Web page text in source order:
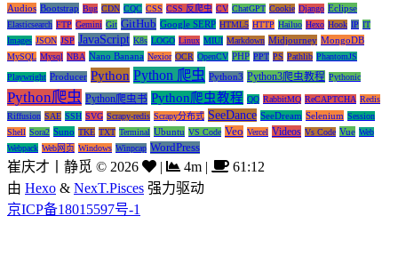
Audios Bootstrap Bug CDN CQC CSS CSS 反爬虫 CV ChatGPT Cookie Django Eclipse
Elasticsearch FTP Gemini Git GitHub Google SERP HTML5 HTTP Hailuo Hexo Hook IP IT
Images JSON JSP JavaScript K8s LOGO Linux MIUI Markdown Midjourney MongoDB
MySQL Mysql NBA Nano Banana Nexior OCR OpenCV PHP PPT PS Pathlib PhantomJS
Playwright Producer Python Python 爬虫 Python3 Python3爬虫教程 Pythonic
Python爬虫 Python爬虫书 Python爬虫教程 QQ RabbitMQ ReCAPTCHA Redis
Riffusion SAE SSH SVG Scrapy-redis Scrapy分布式 SeeDance SeeDream Selenium Session
Shell Sora2 Suno TKE TXT Terminal Ubuntu VS Code Veo Vercel Videos Vs Code Vue Web
Webpack Web网页 Windows Winpcap WordPress
崔庆才丨静觅 © 2026 | 4m |
61:12
由 Hexo & NexT.Pisces 强力驱动
京ICP备18015597号-1